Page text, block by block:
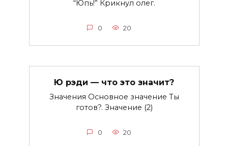
“Юпь!” Крикнул олег.
0 20
Ю рэди — что это значит?
Значения Основное значение Ты
готов?. Значение (2)
0 20